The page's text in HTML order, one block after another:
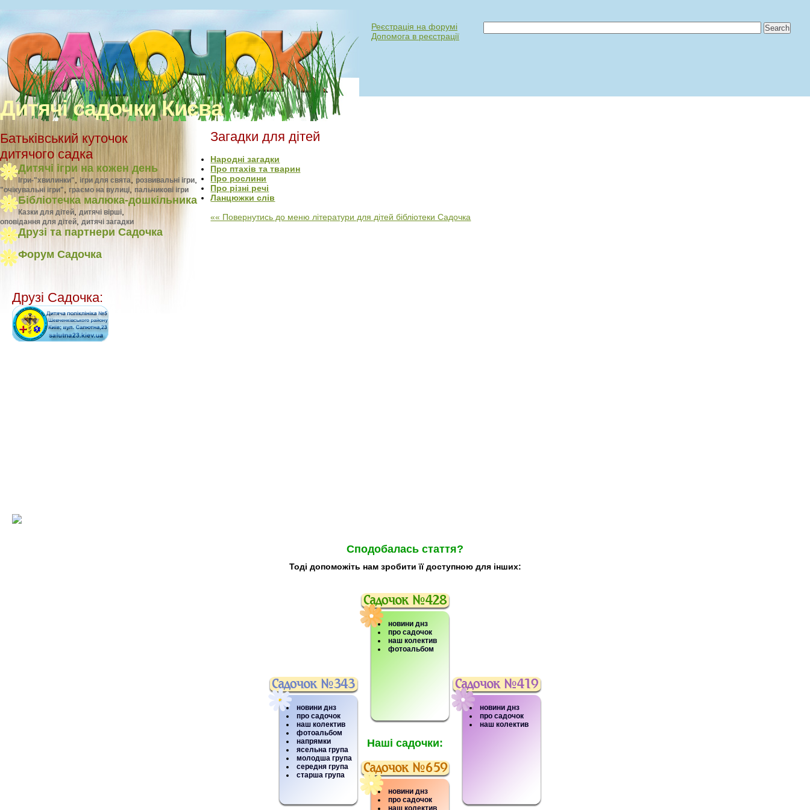
Дитячі садочки Києва
Реєстрація на форумі
Допомога в реєстрації
Батьківський куточок
дитячого садка
Дитячі ігри на кожен день
Ігри-"хвилинки" ігри для свята розвивальні ігри
"очікувальні ігри" граємо на вулиці пальчикові ігри
Бібліотечка малюка-дошкільника
Казки для дітей дитячі вірші
оповідання для дітей дитячі загадки
Друзі та партнери Садочка
Форум Садочка
Друзі Садочка:
Загадки для дітей
Народні загадки
Про птахів та тварин
Про рослини
Про різні речі
Ланцюжки слів
«« Повернутись до меню літератури для дітей бібліотеки Садочка
Сподобалась стаття?
Тоді допоможіть нам зробити її доступною для інших:
новини днз
про садочок
наш колектив
фотоальбом
напрямки
ясельна група
молодша група
середня група
старша група
новини днз
про садочок
наш колектив
фотоальбом
Наші садочки:
новини днз
про садочок
наш колектив
новини днз
про садочок
наш колектив